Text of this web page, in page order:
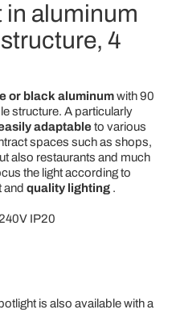
in aluminum
4
or black aluminumwith 90
structure. A particularly
adaptableto various
spaces such as shops,
also restaurants and much
the light according to
and quality lighting.
IP20
is also available with a